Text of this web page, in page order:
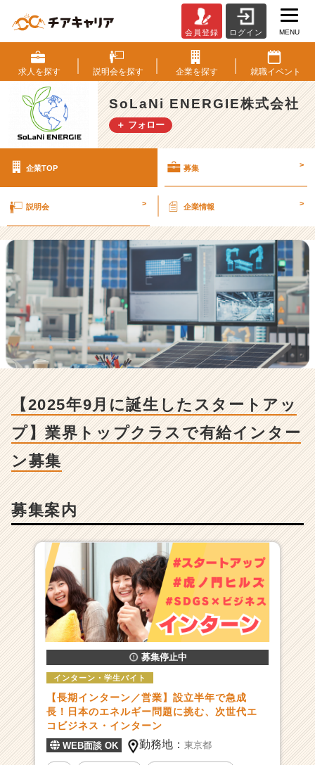
o
L
a
N
i
E
G
株
式
会
社
の
採
求
人
-
2
年
し
た
ス
タ
ー
ト
ア
ッ
プ】
界
ッ
プ
ク
ラ
ス
会員登録 ログイン MENU
求人を探す 説明会を探す 企業を探す 就職イベント
SoLaNi ENERGIE株式会社
＋ フォロー
企業TOP 募集 >
説明会 > 企業情報 >
【2025年9月に誕生したスタートアッ
プ】業界トップクラスで有給インター
ン募集
募集案内
募集停止中
インターン・学生バイト
【長期インターン／営業】設立半年で急成
長！日本のエネルギー問題に挑む、次世代エ
コビジネス・インターン
WEB面談 OK 勤務地：東京都